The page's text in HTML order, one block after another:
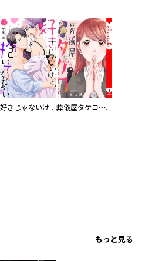
好きじゃないけど、抱いてください【電子単行本版／特典おまけ付き】 葬儀屋タケコ～あなたの最期、叶えます【電子単行本版】
もっと見る